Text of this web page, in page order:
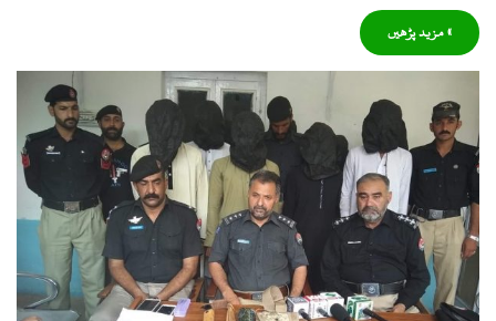
» مزید پڑھیں